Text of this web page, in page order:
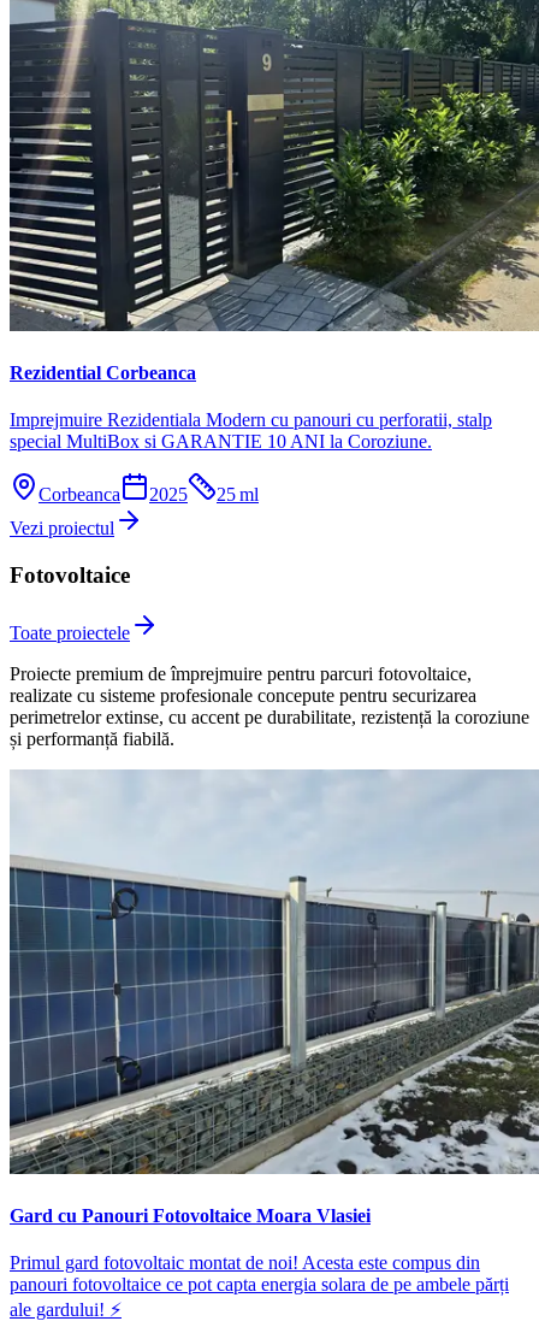
Rezidential Corbeanca
Imprejmuire Rezidentiala Modern cu panouri cu perforatii, stalp
special MultiBox si GARANTIE 10 ANI la Coroziune.
Corbeanca 2025 25ml
Vezi proiectul
Fotovoltaice
Toate proiectele
Proiecte premium de împrejmuire pentru parcuri fotovoltaice,
realizate cu sisteme profesionale concepute pentru securizarea
perimetrelor extinse, cu accent pe durabilitate, rezistență la coroziune
și performanță fiabilă.
Gard cu Panouri Fotovoltaice Moara Vlasiei
Primul gard fotovoltaic montat de noi! Acesta este compus din
panouri fotovoltaice ce pot capta energia solara de pe ambele părți
ale gardului! ⚡